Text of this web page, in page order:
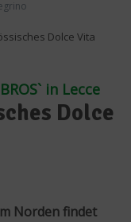
Dolce Vita
in Lecce
Dolce
Norden findet